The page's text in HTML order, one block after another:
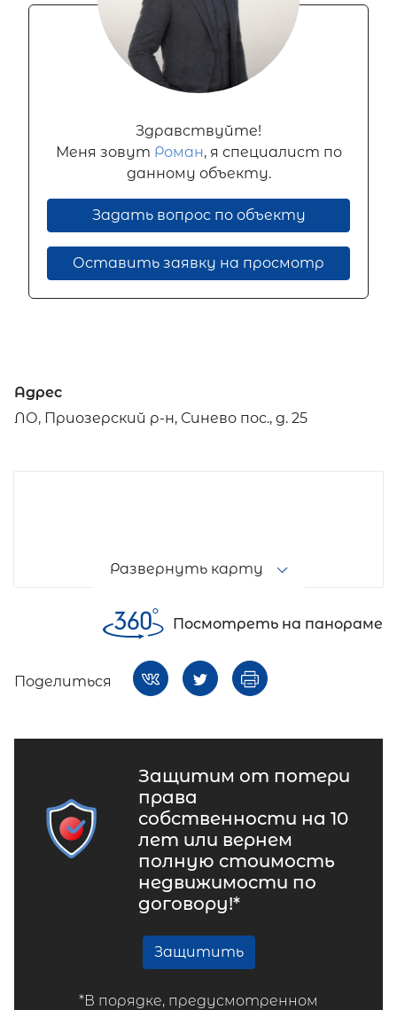
Здравствуйте!
Меня зовут Роман, я специалист по
данному объекту.
Задать вопрос по объекту
Оставить заявку на просмотр
Адрес
ЛО, Приозерский р-н, Синево пос., д. 25
Развернуть карту
Посмотреть на панораме
Поделиться
Защитим от потери
права
собственности на 10
лет или вернем
полную стоимость
недвижимости по
договору!*
Защитить
*В порядке, предусмотренном